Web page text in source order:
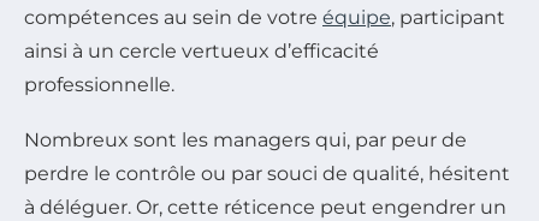
compétences au sein de votre équipe, participant
ainsi à un cercle vertueux d’efficacité
professionnelle.
Nombreux sont les managers qui, par peur de
perdre le contrôle ou par souci de qualité, hésitent
à déléguer. Or, cette réticence peut engendrer un